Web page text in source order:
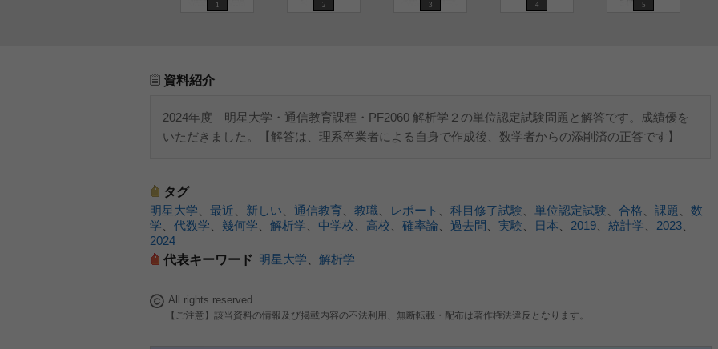
1 2 3 4 5
資料紹介
2024年度 明星大学・通信教育課程・PF2060 解析学２の単位認定試験問題と解答です。成績優を
いただきました。【解答は、理系卒業者による自身で作成後、数学者からの添削済の正答です】
タグ
明星大学
最近 新しい 通信教育 教職 レポート 科目修了試験 単位認定試験 合格 課題
数
学
代数学 幾何学 解析学 中学校 高校 確率論 過去問 実験 日本 2019 統計学 2023
2024
代表キーワード 明星大学 解析学
All rights reserved.
【ご注意】該当資料の情報及び掲載内容の不法利用、無断転載・配布は著作権法違反となります。